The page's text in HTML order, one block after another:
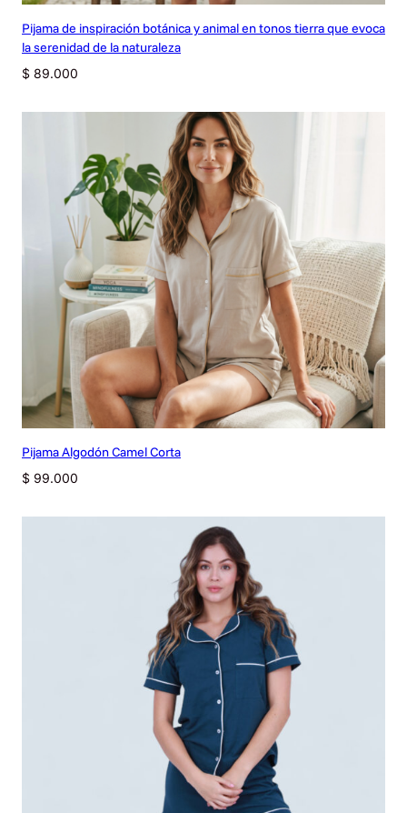
Pijama de inspiración botánica y animal en tonos tierra que evoca
la serenidad de la naturaleza
$ 89.000
Pijama Algodón Camel Corta
$ 99.000